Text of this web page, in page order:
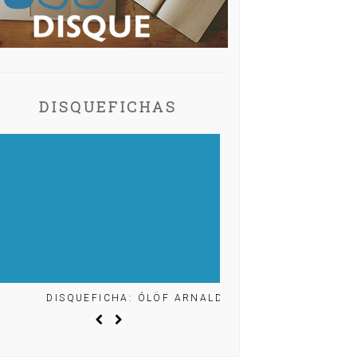
DISQUEFICHAS
DISQUEFICHA: ÓLÖF ARNALDS